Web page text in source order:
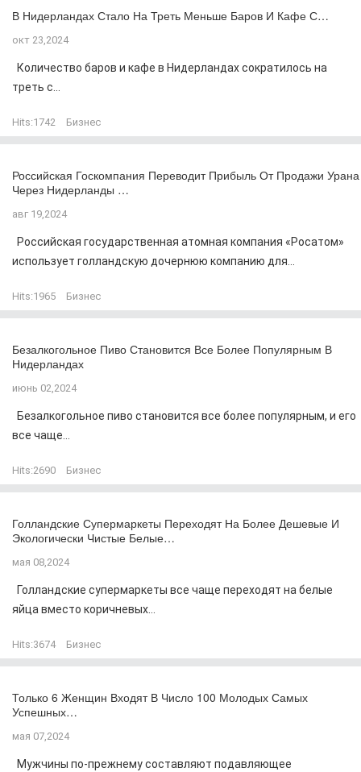
В Нидерландах Стало На Треть Меньше Баров И Кафе С…
окт 23,2024
Количество баров и кафе в Нидерландах сократилось на
треть с...
Hits:1742 Бизнес
Российская Госкомпания Переводит Прибыль От Продажи Урана
Через Нидерланды …
авг 19,2024
Российская государственная атомная компания «Росатом»
использует голландскую дочернюю компанию для...
Hits:1965 Бизнес
Безалкогольное Пиво Становится Все Более Популярным В
Нидерландах
июнь 02,2024
Безалкогольное пиво становится все более популярным, и его
все чаще...
Hits:2690 Бизнес
Голландские Супермаркеты Переходят На Более Дешевые И
Экологически Чистые Белые…
мая 08,2024
Голландские супермаркеты все чаще переходят на белые
яйца вместо коричневых...
Hits:3674 Бизнес
Только 6 Женщин Входят В Число 100 Молодых Самых
Успешных…
мая 07,2024
Мужчины по-прежнему составляют подавляющее